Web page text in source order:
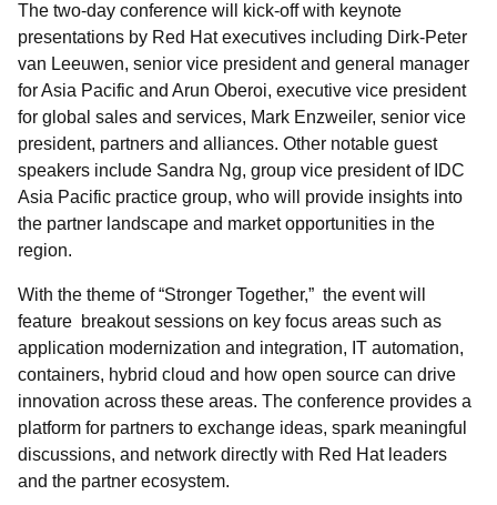
The two-day conference will kick-off with keynote
presentations by Red Hat executives including Dirk-Peter
van Leeuwen, senior vice president and general manager
for Asia Pacific and Arun Oberoi, executive vice president
for global sales and services, Mark Enzweiler, senior vice
president, partners and alliances. Other notable guest
speakers include Sandra Ng, group vice president of IDC
Asia Pacific practice group, who will provide insights into
the partner landscape and market opportunities in the
region.
With the theme of “Stronger Together,” the event will
feature breakout sessions on key focus areas such as
application modernization and integration, IT automation,
containers, hybrid cloud and how open source can drive
innovation across these areas. The conference provides a
platform for partners to exchange ideas, spark meaningful
discussions, and network directly with Red Hat leaders
and the partner ecosystem.